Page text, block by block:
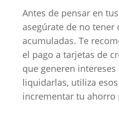
Antes de pensar en
asegúrate de no tener
acumuladas. Te
el pago a tarjetas de
que generen intereses
liquidarlas, utiliza
incrementar tu ahorro